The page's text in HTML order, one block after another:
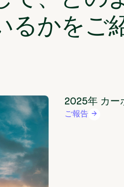
るかをご
2025年 カー
ご報告